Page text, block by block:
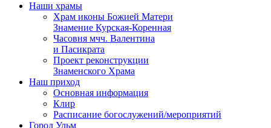
Наши храмы
Храм иконы Божией Матери
Знамение Курская-Коренная
Часовня мчч. Валентина
и Пасикрата
Проект реконструкции
Знаменского Храма
Наш приход
Основная информация
Клир
Расписание богослужений/мероприятий
Город Ульм